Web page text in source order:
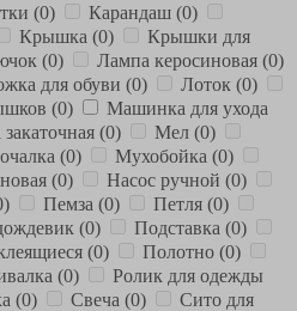
(0) Карандаш (0)
Крышка (0)
Крышки для
(0) Лампа керосиновая (0)
для обуви (0) Лоток (0)
(0)
Машинка для ухода
(0) Мел (0)
(0) Мухобойка (0)
(0) Насос ручной (0)
Пемза (0) Петля (0)
(0) Подставка (0)
(0) Полотно (0)
(0)
Ролик для одежды
(0) Свеча (0)
Сито для